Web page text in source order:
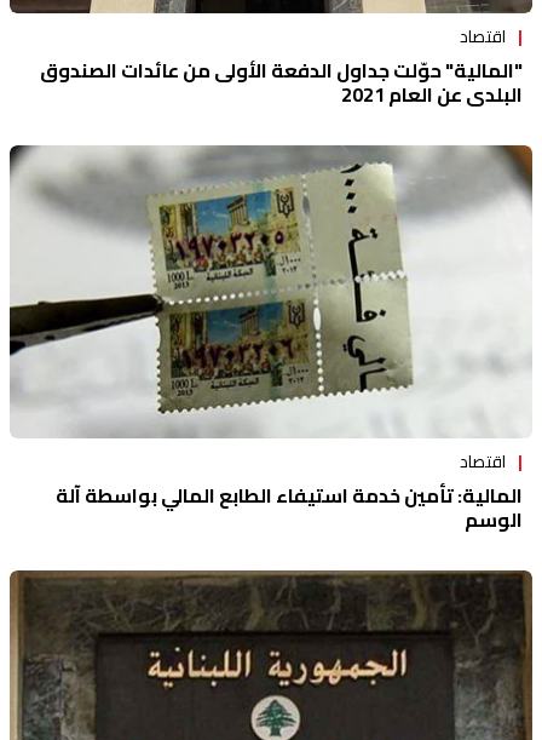
اقتصاد
"المالية" حوّلت جداول الدفعة الأولى من عائدات الصندوق
البلدي عن العام 2021
اقتصاد
المالية: تأمين خدمة استيفاء الطابع المالي بواسطة آلة
الوسم